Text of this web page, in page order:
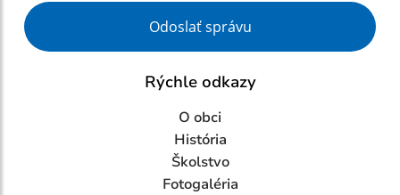
Google reCaptcha Response
Odoslať správu
Rýchle odkazy
O obci
História
Školstvo
Fotogaléria